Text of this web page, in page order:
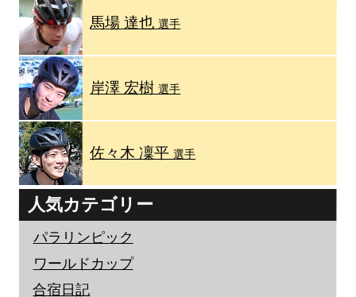
馬場 達也選手
岸澤 宏樹選手
佐々木 凜平選手
人気カテゴリー
パラリンピック
ワールドカップ
合宿日記